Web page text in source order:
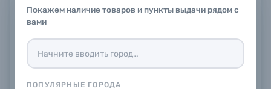
Покажем наличие товаров и пункты выдачи рядом с
вами
ПОПУЛЯРНЫЕ ГОРОДА
Беззеркальный фотоаппарат Sony Alpha a7 IV
Body